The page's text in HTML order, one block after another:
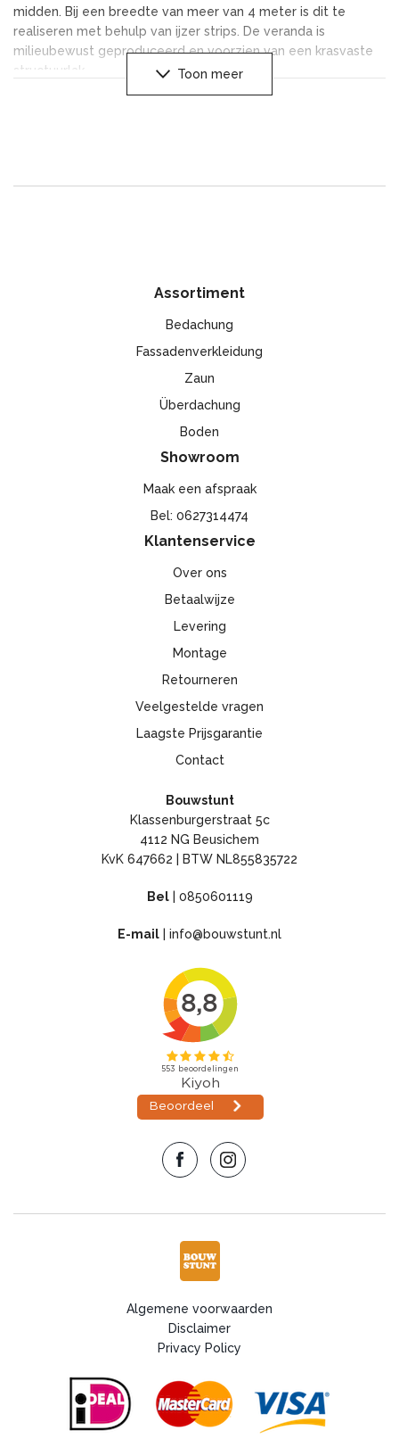
midden. Bij een breedte van meer van 4 meter is dit te
realiseren met behulp van ijzer strips. De veranda is
milieubewust geproduceerd en voorzien van een krasvaste
structuurlak.
het mogelijk om deze uit te voeren met energie zuinige Led
een zeer hoogwaardige overkapping met 10 jaar garantie op
Toon meer
Assortiment
Bedachung
Fassadenverkleidung
Zaun
Überdachung
Boden
Showroom
Maak een afspraak
Bel: 0627314474
Klantenservice
Over ons
Betaalwijze
Levering
Montage
Retourneren
Veelgestelde vragen
Laagste Prijsgarantie
Contact
Bouwstunt
Klassenburgerstraat 5c
4112 NG Beusichem
KvK 647662 | BTW NL855835722
Bel| 0850601119
E-mail info@bouwstunt.nl
Algemene voorwaarden
Disclaimer
Privacy Policy